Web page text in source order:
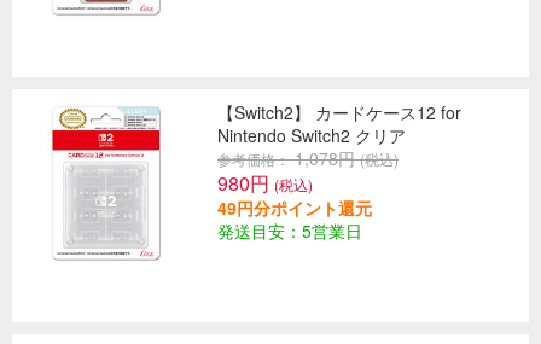
【Switch2】 カードケース12 for
Nintendo Switch2 クリア
参考価格： 1,078円(税込)
980円 (税込)
49円分ポイント還元
発送目安：5営業日